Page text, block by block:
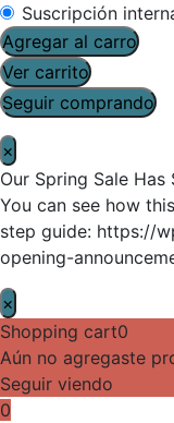
Suscripción
Agregar al carro
Ver carrito
Seguir comprando
×
Our Spring Sale Has
You can see how
step guide: https://
opening-
×
Shopping cart0
Aún no agregaste
Seguir viendo
0